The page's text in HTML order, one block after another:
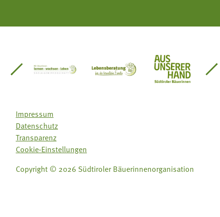
Südtirol
Gärtnervereinigung
Sozialgenossenschaft Mit Bäuerinnen lernen -
Lebensberatung für dieAus unserer
Impressum
Datenschutz
Transparenz
Cookie-Einstellungen
Copyright © 2026 Südtiroler Bäuerinnenorganisation